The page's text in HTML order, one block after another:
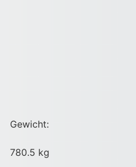
Gewicht:
780.5 kg